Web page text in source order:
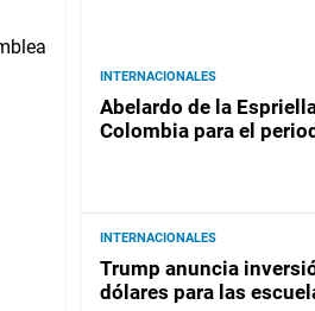
INTERNACIONALES
Abelardo de la
Colombia para el
INTERNACIONALES
Trump anuncia
dólares para las